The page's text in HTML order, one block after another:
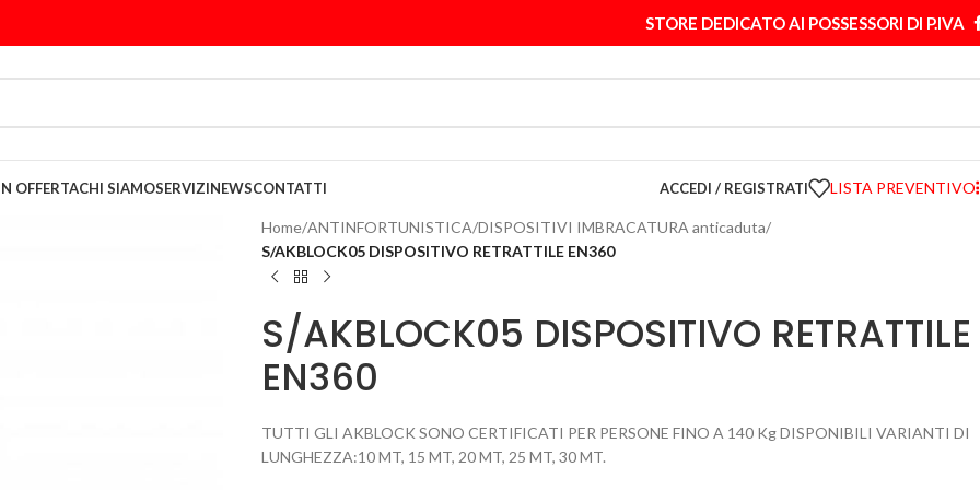
STORE DEDICATO AI POSSESSORI DI P.IVA
OFFERTACHI SIAMOSERVIZINEWSCONTATTI ACCEDI / REGISTRATI LISTA PREVENTIVO
Home/ANTINFORTUNISTICA/DISPOSITIVI IMBRACATURA anticaduta/
S/AKBLOCK05 DISPOSITIVO RETRATTILE EN360
S/AKBLOCK05 DISPOSITIVO RETRATTILE
EN360
TUTTI GLI AKBLOCK SONO CERTIFICATI PER PERSONE FINO A 140 Kg DISPONIBILI VARIANTI DI
LUNGHEZZA:10 MT, 15 MT, 20 MT, 25 MT, 30 MT.